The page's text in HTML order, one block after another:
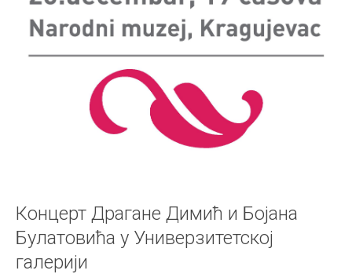
Концерт Драгане Димић и Бојана
Булатовића у Универзитетској
галерији